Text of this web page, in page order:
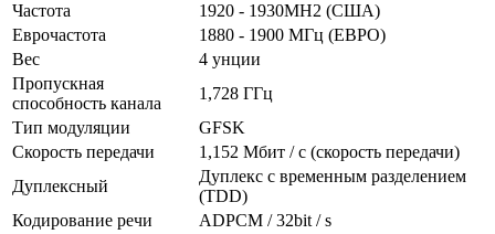
Частота
1920 - 1930MH2 (США)
Еврочастота
1880 - 1900 МГц (ЕВРО)
Вес
4 унции
Пропускная
способность канала
1,728 ГГц
Тип модуляции
GFSK
Скорость передачи
1,152 Мбит / с (скорость передачи)
Дуплексный
Дуплекс с временным разделением
(TDD)
Кодирование речи
ADPCM / 32bit / s